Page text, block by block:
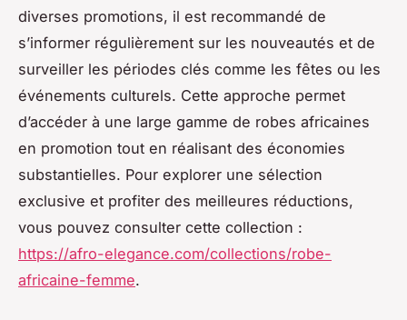
diverses promotions, il est recommandé de
s’informer régulièrement sur les nouveautés et de
surveiller les périodes clés comme les fêtes ou les
événements culturels. Cette approche permet
d’accéder à une large gamme de robes africaines
en promotion tout en réalisant des économies
substantielles. Pour explorer une sélection
exclusive et profiter des meilleures réductions,
vous pouvez consulter cette collection :
https://afro-elegance.com/collections/robe-
africaine-femme.